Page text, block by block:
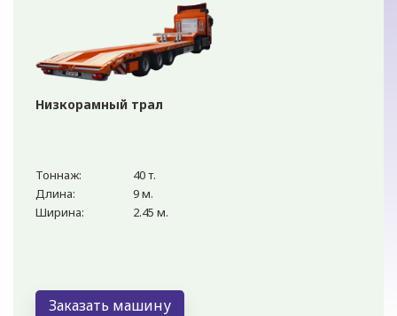
Низкорамный трал
Тоннаж:
40 т.
Длина:
9 м.
Ширина:
2.45 м.
Заказать машину